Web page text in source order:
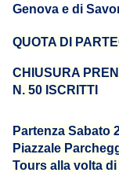
Genova e di
QUOTA DI
CHIUSURA
N. 50 ISCRITTI
Partenza Sabato
Piazzale
Tours alla volta di